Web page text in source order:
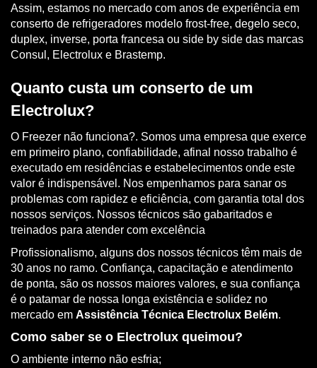
Assim, estamos no mercado com anos de experiência em
conserto de refrigeradores modelo frost-free, degelo seco,
duplex, inverse, porta francesa ou side by side das marcas
Consul, Electrolux e Brastemp.
Quanto custa um conserto de um
Electrolux?
O Freezer não funciona?. Somos uma empresa que exerce
em primeiro plano, confiabilidade, afinal nosso trabalho é
executado em residências e estabelecimentos onde este
valor é indispensável. Nos empenhamos para sanar os
problemas com rapidez e eficiência, com garantia total dos
nossos serviços. Nossos técnicos são gabaritados e
treinados para atender com excelência
Profissionalismo, alguns dos nossos técnicos têm mais de
30 anos no ramo. Confiança, capacitação e atendimento
de ponta, são os nossos maiores valores, e sua confiança
é o patamar de nossa longa existência e solidez no
mercado em Assistência Técnica Electrolux Belém.
Como saber se o Electrolux queimou?
O ambiente interno não esfria;